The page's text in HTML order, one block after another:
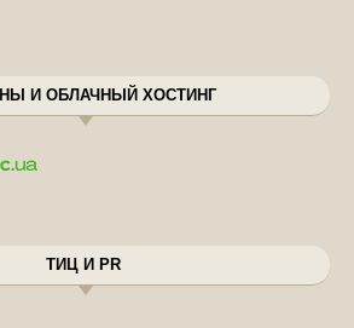
И ОБЛАЧНЫЙ ХОСТИНГ
ТИЦ И PR